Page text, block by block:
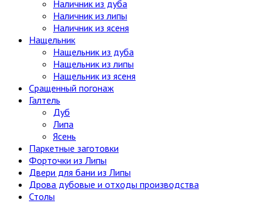
Наличник из дуба
Наличник из липы
Наличник из ясеня
Нащельник
Нащельник из дуба
Нащельник из липы
Нащельник из ясеня
Сращенный погонаж
Галтель
Дуб
Липа
Ясень
Паркетные заготовки
Форточки из Липы
Двери для бани из Липы
Дрова дубовые и отходы производства
Столы